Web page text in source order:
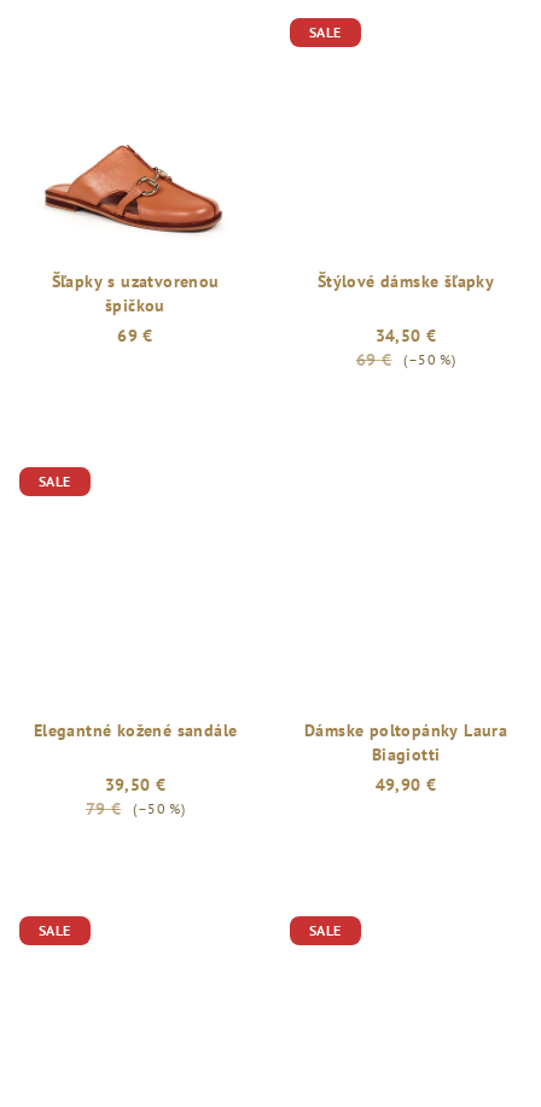
Šľapky s uzatvorenou
špičkou
69 €
SALE
Štýlové dámske šľapky
34,50 €
69 €
(–50 %)
SALE
Elegantné kožené sandále
39,50 €
79 €
(–50 %)
Dámske poltopánky Laura
Biagiotti
49,90 €
SALE SALE